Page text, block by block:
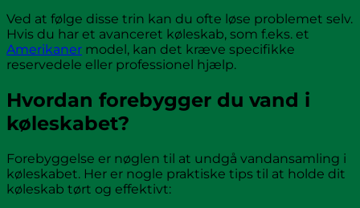
Ved at følge disse trin kan du ofte løse problemet selv.
Hvis du har et avanceret køleskab, som f.eks. et
Amerikaner model, kan det kræve specifikke
reservedele eller professionel hjælp.
Hvordan forebygger du vand i
køleskabet?
Forebyggelse er nøglen til at undgå vandansamling i
køleskabet. Her er nogle praktiske tips til at holde dit
køleskab tørt og effektivt: